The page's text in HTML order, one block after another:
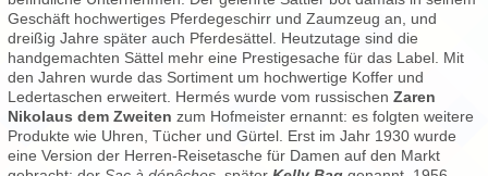
Geschäft hochwertiges Pferdegeschirr und Zaumzeug an, und
dreißig Jahre später auch Pferdesättel. Heutzutage sind die
handgemachten Sättel mehr eine Prestigesache für das Label. Mit
den Jahren wurde das Sortiment um hochwertige Koffer und
Ledertaschen erweitert. Hermés wurde vom russischen Zaren
Nikolaus dem Zweiten zum Hofmeister ernannt: es folgten weitere
Produkte wie Uhren, Tücher und Gürtel. Erst im Jahr 1930 wurde
eine Version der Herren-Reisetasche für Damen auf den Markt